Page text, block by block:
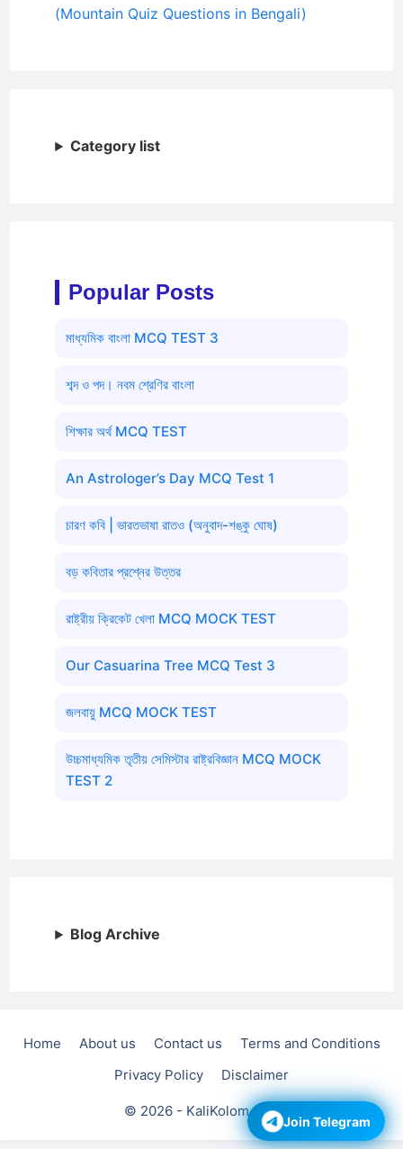
(Mountain Quiz Questions in Bengali)
Category list
Popular Posts
মাধ্যমিক বাংলা MCQ TEST 3
শব্দ ও পদ। নবম শ্রেণির বাংলা
শিক্ষার অর্থ MCQ TEST
An Astrologer’s Day MCQ Test 1
চারণ কবি | ভারতভাষা রাতও (অনুবাদ-শঙ্কু ঘোষ)
বড় কবিতার প্রশ্নের উত্তর
রাষ্ট্রীয় ক্রিকেট খেলা MCQ MOCK TEST
Our Casuarina Tree MCQ Test 3
জলবায়ু MCQ MOCK TEST
উচ্চমাধ্যমিক তৃতীয় সেমিস্টার রাষ্ট্রবিজ্ঞান MCQ MOCK
TEST 2
Blog Archive
Home About us Contact us
Terms and Conditions
Privacy Policy
Disclaimer
© 2026 - KaliKolom.com Join Telegram